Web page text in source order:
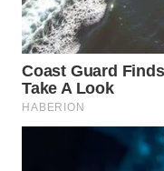
CO ID
WAHANANEWS
NET
WAHANA